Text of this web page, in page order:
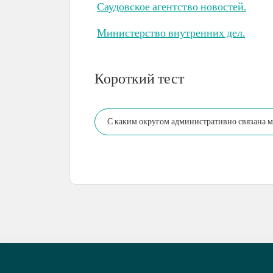
Саудовское агентство новостей.
Министерство внутренних дел.
Короткий тест
С каким округом административно связана